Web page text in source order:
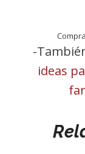
-
ideas